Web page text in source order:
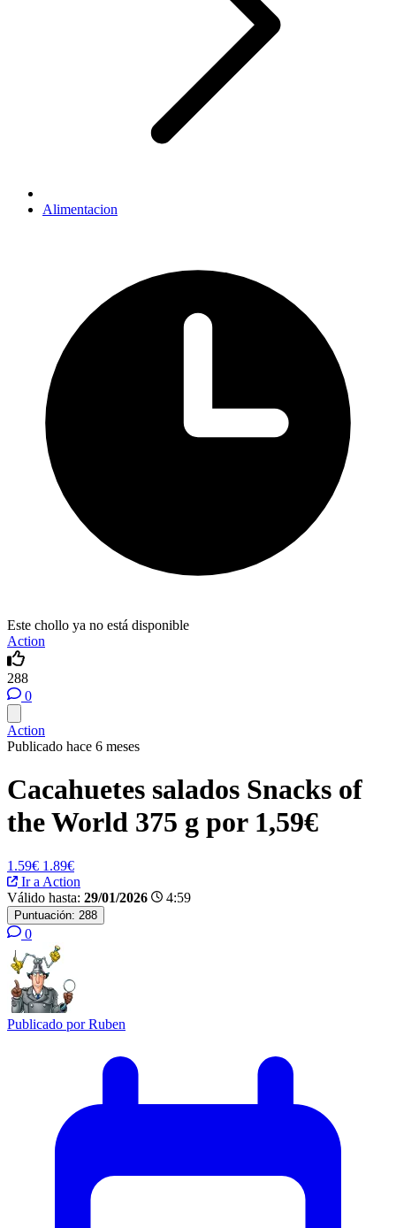
Alimentacion
Este chollo ya no está disponible
Action
288
0
Action
Publicado hace 6 meses
Cacahuetes salados Snacks of
the World 375 g por 1,59€
1.59€ 1.89€
Ir a Action
Válido hasta: 29/01/2026 4:59
Puntuación: 288
0
Publicado porRuben